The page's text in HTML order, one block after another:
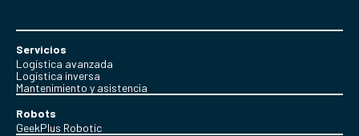
Servicios
Logística avanzada
Logística inversa
Mantenimiento y asistencia
Robots
GeekPlus Robotic